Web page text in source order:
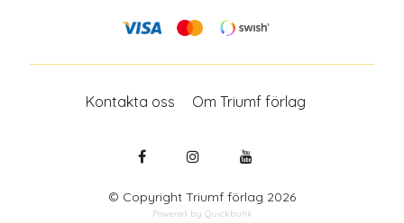
Kontakta oss Om Triumf förlag
© Copyright Triumf förlag 2026
Powered by Quickbutik